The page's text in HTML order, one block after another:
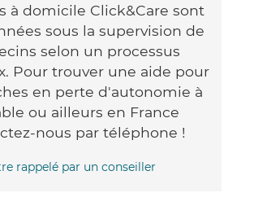
à domicile Click&Care sont
sous la supervision de
selon un processus
Pour trouver une aide pour
en perte d'autonomie à
ou ailleurs en France
nous par téléphone !
rappelé par un conseiller